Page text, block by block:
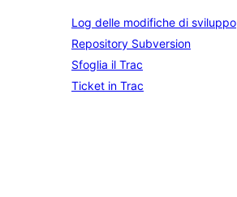
Log delle modifiche di sviluppo
Repository Subversion
Sfoglia il Trac
Ticket in Trac